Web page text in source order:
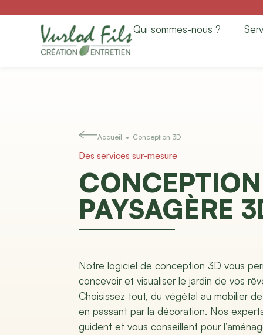
Qui sommes-nous ?
Conception 3D
Accueil • Conception 3D
Des services sur-mesure
CONCEPTION
PAYSAGÈRE
Notre logiciel de conception 3D vous
concevoir et visualiser le jardin de vos
Choisissez tout, du végétal au mobilier
en passant par la décoration. Nos
guident et vous conseillent pour